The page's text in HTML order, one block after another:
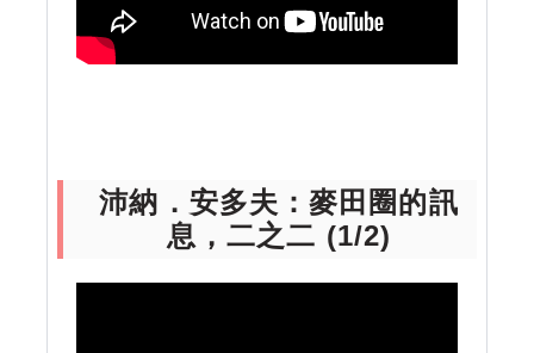
沛納．安多夫：麥田圈的訊
息，二之二 (1/2)